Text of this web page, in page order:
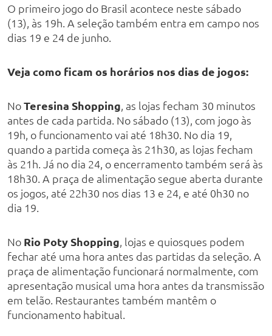
O primeiro jogo do Brasil acontece neste sábado
(13), às 19h. A seleção também entra em campo nos
dias 19 e 24 de junho.
Veja como ficam os horários nos dias de jogos:
NoTeresina Shopping, as lojas fecham 30 minutos
antes de cada partida. No sábado (13), com jogo às
19h, o funcionamento vai até 18h30. No dia 19,
quando a partida começa às 21h30, as lojas fecham
às 21h. Já no dia 24, o encerramento também será às
18h30. A praça de alimentação segue aberta durante
os jogos, até 22h30 nos dias 13 e 24, e até 0h30 no
dia 19.
No Rio Poty Shopping, lojas e quiosques podem
fechar até uma hora antes das partidas da seleção. A
praça de alimentação funcionará normalmente, com
apresentação musical uma hora antes da transmissão
em telão. Restaurantes também mantêm o
funcionamento habitual.